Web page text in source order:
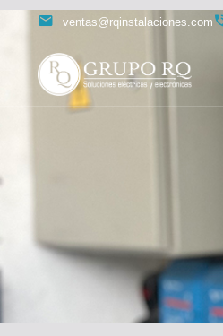
ventas@rqinstalaciones.com